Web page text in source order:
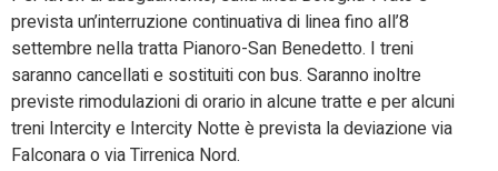
prevista un’interruzione continuativa di linea fino all’8
settembre nella tratta Pianoro-San Benedetto. I treni
saranno cancellati e sostituiti con bus. Saranno inoltre
previste rimodulazioni di orario in alcune tratte e per alcuni
treni Intercity e Intercity Notte è prevista la deviazione via
Falconara o via Tirrenica Nord.